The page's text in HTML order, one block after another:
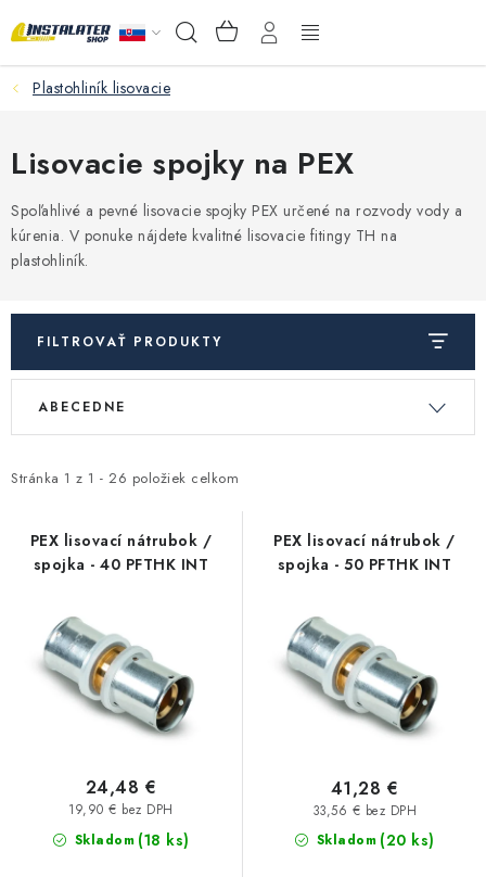
na
Hľadať NÁKUPNÝ
KOŠÍK
Inštalačný materiál
Ventily a armatúry
Meranie a regulácia
Komíny a dymovody
Čerpadlá a vodárne
Filtrovanie a úprava vody
Záhrada a závlaha
Vetranie a rekuperácia
VEĽKOOBCHOD
AKO VYBRAŤ?
PREDAJŇA - RAKOVÁ
Plastohliník lisovacie
Lisovacie spojky na PEX
Spoľahlivé a pevné lisovacie spojky PEX určené na rozvody vody a
kúrenia. V ponuke nájdete kvalitné lisovacie fitingy TH na
plastohliník.
FILTROVAŤ PRODUKTY
V
i
Stránka 1 z 1 - 26 položiek celkom
R
e
ABECEDNE
PEX lisovací nátrubok /
spojka - 40 PFTHK INT
Skladom (18 ks)
19,90 € bez DPH
24,48 €
PEX lisovací nátrubok /
spojka - 50 PFTHK INT
Skladom (20 ks)
33,56 € bez DPH
41,28 €